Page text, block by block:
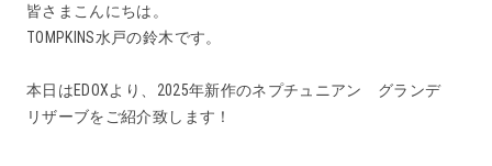
皆さまこんにちは。
TOMPKINS水戸の鈴木です。
本日はEDOXより、2025年新作のネプチュニアン グランデ
リザーブをご紹介致します！